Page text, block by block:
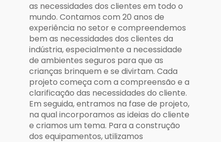
as necessidades dos clientes em todo o
mundo. Contamos com 20 anos de
experiência no setor e compreendemos
bem as necessidades dos clientes da
indústria, especialmente a necessidade
de ambientes seguros para que as
crianças brinquem e se divirtam. Cada
projeto começa com a compreensão e a
clarificação das necessidades do cliente.
Em seguida, entramos na fase de projeto,
na qual incorporamos as ideias do cliente
e criamos um tema. Para a construção
dos equipamentos, utilizamos